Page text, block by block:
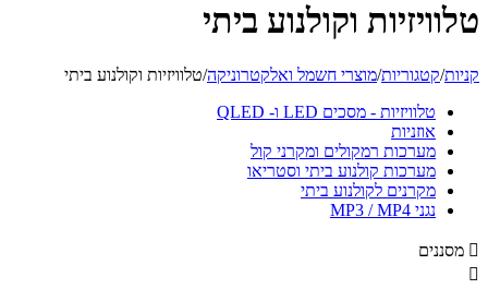
טלוויזיות וקולנוע ביתי
קניות/קטגוריות/מוצרי חשמל ואלקטרוניקה/טלוויזיות וקולנוע ביתי
טלוויזיות - מסכים LED ו- QLED
אוזניות
מערכות רמקולים ומקרני קול
מערכות קולנוע ביתי וסטריאו
מקרנים לקולנוע ביתי
נגני MP3 / MP4
 מסננים
